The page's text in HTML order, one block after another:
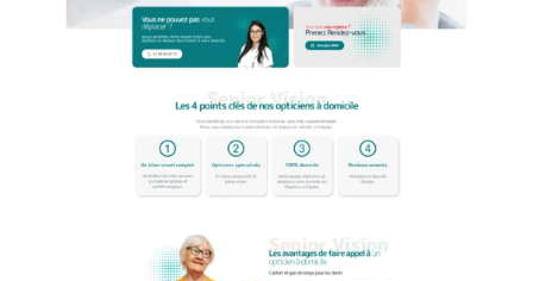
Audit Gratuit